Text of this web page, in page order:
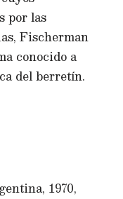
por las
Fischerman
conocido a
del berretín.
1970,